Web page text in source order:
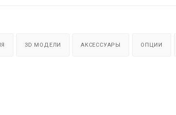
3D МОДЕЛИ АКСЕССУАРЫ ОПЦИИ